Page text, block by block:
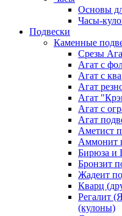
Основы
Часы-
Подвески
Каменные
Срезы
Агат с
Агат с
Агат
Агат
Агат с
Агат
Аметист
Аммонит
Бирюза и
Бронзит
Жадеит
Кварц
Регалит
(кулоны)